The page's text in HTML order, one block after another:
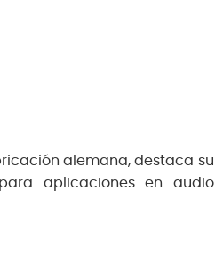
alemana, destaca su
aplicaciones en audio